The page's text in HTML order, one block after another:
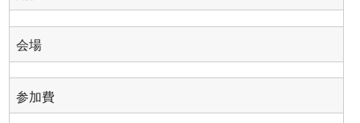
会場
参加費